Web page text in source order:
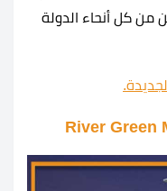
من كل أنحاء الدولة